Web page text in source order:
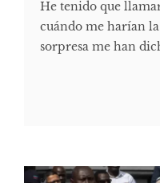
He tenido que
cuándo me harían
sorpresa me han